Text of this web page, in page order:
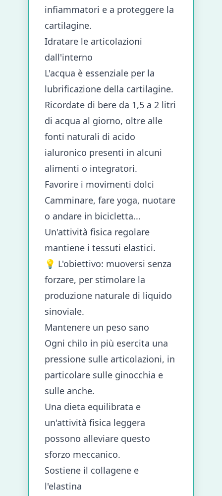
infiammatori e a proteggere la
cartilagine.
Idratare le articolazioni
dall'interno
L'acqua è essenziale per la
lubrificazione della cartilagine.
Ricordate di bere da 1,5 a 2 litri
di acqua al giorno, oltre alle
fonti naturali di acido
ialuronico presenti in alcuni
alimenti o integratori.
Favorire i movimenti dolci
Camminare, fare yoga, nuotare
o andare in bicicletta...
Un'attività fisica regolare
mantiene i tessuti elastici.
💡 L'obiettivo: muoversi senza
forzare, per stimolare la
produzione naturale di liquido
sinoviale.
Mantenere un peso sano
Ogni chilo in più esercita una
pressione sulle articolazioni, in
particolare sulle ginocchia e
sulle anche.
Una dieta equilibrata e
un'attività fisica leggera
possono alleviare questo
sforzo meccanico.
Sostiene il collagene e
l'elastina